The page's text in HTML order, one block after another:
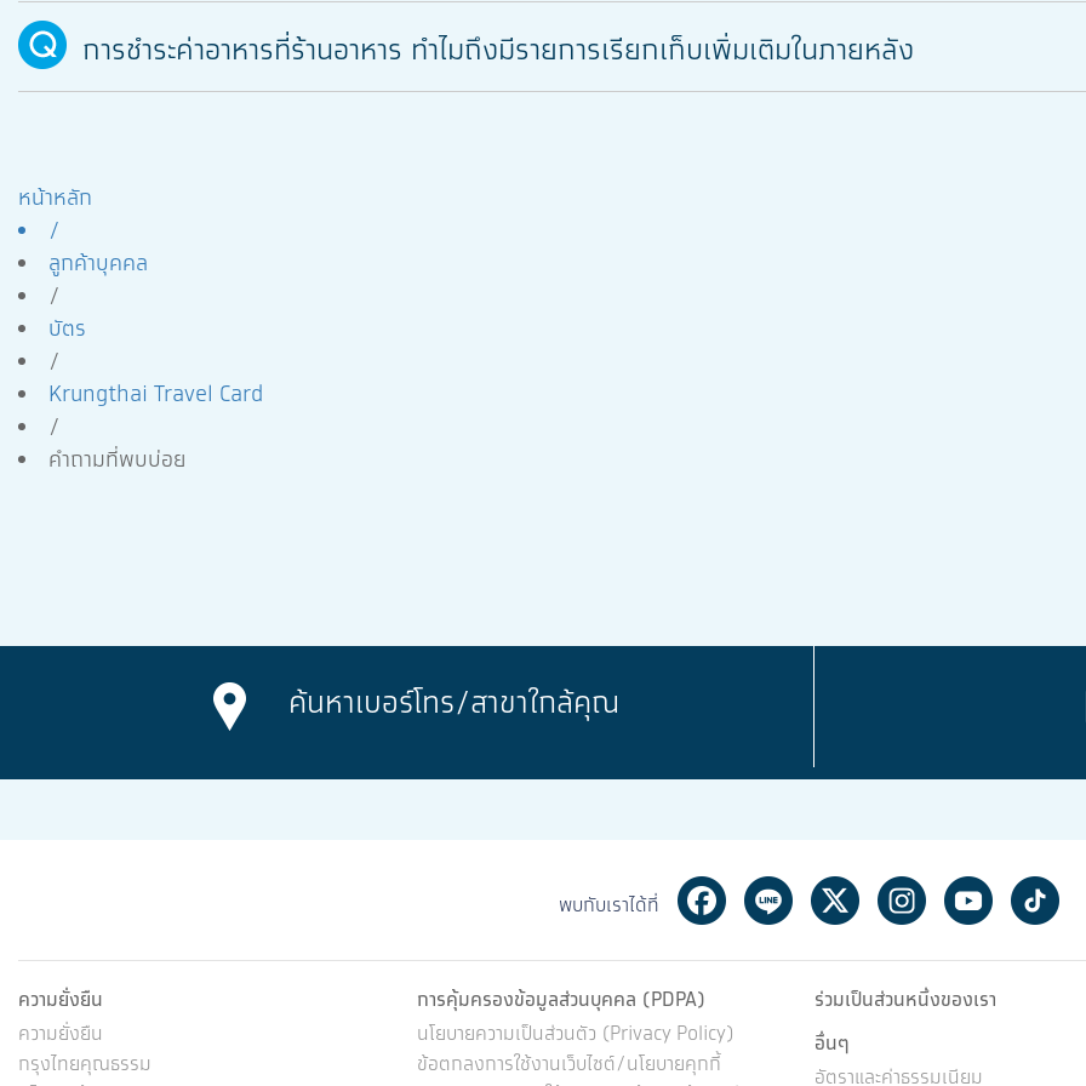
การชำระค่าอาหารที่ร้านอาหาร ทำไมถึงมีรายการเรียกเก็บเพิ่มเติมในภายหลัง
หน้าหลัก
/
ลูกค้าบุคคล
/
บัตร
/
Krungthai Travel Card
/
คำถามที่พบบ่อย
ค้นหาเบอร์โทร/สาขาใกล้คุณ
พบกับเราได้ที่ Facebook
Line TwitterInstagram
Youtube
ความยั่งยืน
ความยั่งยืน
กรุงไทยคุณธรรม
การคุ้มครองข้อมูลส่วนบุคคล (PDPA)
นโยบายความเป็นส่วนตัว (Privacy Policy)
ข้อตกลงการใช้งานเว็บไซต์/นโยบายคุกกี้
ร่วมเป็นส่วนหนึ่งของเรา
อื่นๆ
อัตราและค่าธรรมเนียม